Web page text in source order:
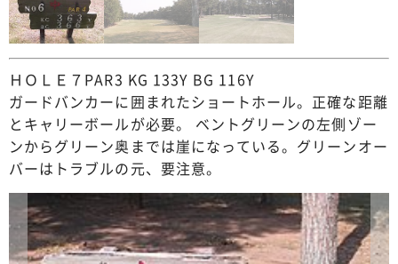
ＨＯＬＥ７PAR3 KG 133Y BG 116Y
ガードバンカーに囲まれたショートホール。正確な距離
とキャリーボールが必要。 ベントグリーンの左側ゾー
ンからグリーン奥までは崖になっている。グリーンオー
バーはトラブルの元、要注意。